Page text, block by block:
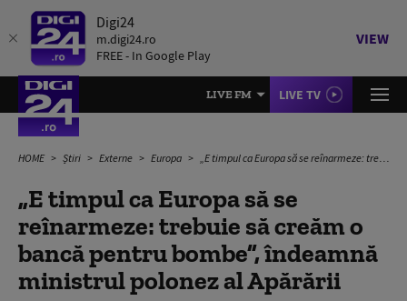
Digi24
m.digi24.ro
FREE - In Google Play
VIEW
LIVE FM LIVE TV
HOME Știri Externe Europa „E timpul ca Europa să se reînarmeze: trebuie să creăm o bancă pentru bombe”, îndeamnă ministrul polonez al Apărării
„E timpul ca Europa să se
reînarmeze: trebuie să creăm o
bancă pentru bombe”, îndeamnă
ministrul polonez al Apărării